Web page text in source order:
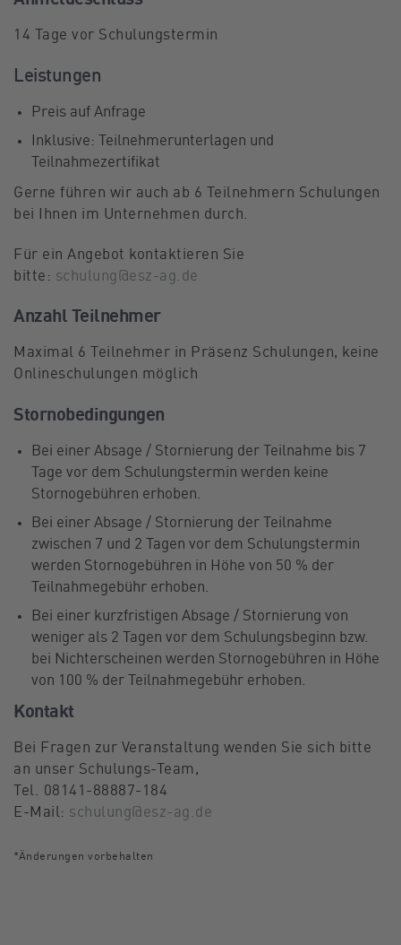
14 Tage vor Schulungstermin
Leistungen
Preis auf Anfrage
Inklusive: Teilnehmerunterlagen und
Teilnahmezertifikat
Gerne führen wir auch ab 6 Teilnehmern Schulungen
bei Ihnen im Unternehmen durch.
Für ein Angebot kontaktieren Sie
bitte: schulung@esz-ag.de
Anzahl Teilnehmer
Maximal 6 Teilnehmer in Präsenz Schulungen, keine
Onlineschulungen möglich
Stornobedingungen
Bei einer Absage / Stornierung der Teilnahme bis 7
Tage vor dem Schulungstermin werden keine
Stornogebühren erhoben.
Bei einer Absage / Stornierung der Teilnahme
zwischen 7 und 2 Tagen vor dem Schulungstermin
werden Stornogebühren in Höhe von 50 % der
Teilnahmegebühr erhoben.
Bei einer kurzfristigen Absage / Stornierung von
weniger als 2 Tagen vor dem Schulungsbeginn bzw.
bei Nichterscheinen werden Stornogebühren in Höhe
von 100 % der Teilnahmegebühr erhoben.
Kontakt
Bei Fragen zur Veranstaltung wenden Sie sich bitte
an unser Schulungs-Team,
Tel. 08141-88887-184
E-Mail: schulung@esz-ag.de
*Änderungen vorbehalten